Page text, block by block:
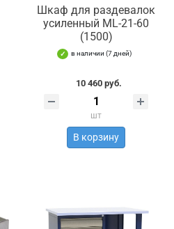
Шкаф для раздевалок
усиленный ML-21-60
(1500)
в наличии (7 дней)
10 460 руб.
шт
В корзину